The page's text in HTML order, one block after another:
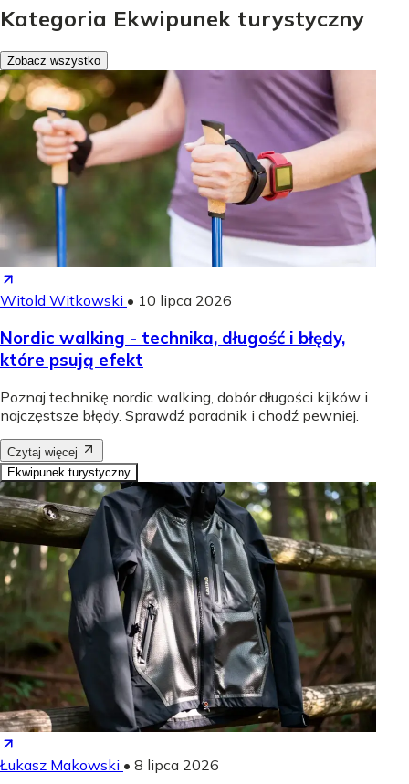
Kategoria Ekwipunek turystyczny
Zobacz wszystko
Witold Witkowski • 10 lipca 2026
Nordic walking - technika, długość i błędy,
które psują efekt
Poznaj technikę nordic walking, dobór długości kijków i
najczęstsze błędy. Sprawdź poradnik i chodź pewniej.
Czytaj więcej
Ekwipunek turystyczny
Łukasz Makowski • 8 lipca 2026